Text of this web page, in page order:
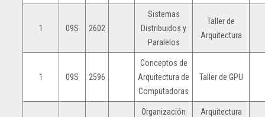
1 09S 2602
Sistemas
Distribuidos y
Paralelos
Taller de
Arquitectura
1 09S 2596
Conceptos de
Arquitectura de
Computadoras
Taller de GPU
Organización
Arquitectura